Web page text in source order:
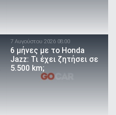
7 Αυγούστου 2026 08:00
6 μήνες με το Honda
Jazz: Τι έχει ζητήσει σε
5.500 km;